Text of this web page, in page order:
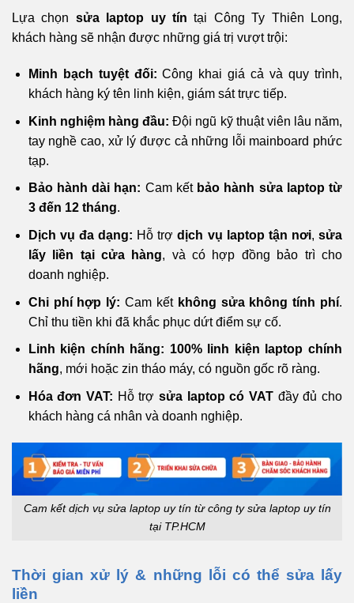
Lựa chọn sửa laptop uy tín tại Công Ty Thiên Long,
khách hàng sẽ nhận được những giá trị vượt trội:
Minh bạch tuyệt đối: Công khai giá cả và quy trình,
khách hàng ký tên linh kiện, giám sát trực tiếp.
Kinh nghiệm hàng đầu: Đội ngũ kỹ thuật viên lâu năm,
tay nghề cao, xử lý được cả những lỗi mainboard phức
tạp.
Bảo hành dài hạn: Cam kết bảo hành sửa laptop từ
3 đến 12 tháng.
Dịch vụ đa dạng: Hỗ trợdịch vụ laptop tận nơi, sửa
lấy liền tại cửa hàng, và có hợp đồng bảo trì cho
doanh nghiệp.
Chi phí hợp lý: Cam kết không sửa không tính phí.
Chỉ thu tiền khi đã khắc phục dứt điểm sự cố.
Linh kiện chính hãng: 100% linh kiện laptop chính
hãng, mới hoặc zin tháo máy, có nguồn gốc rõ ràng.
Hóa đơn VAT: Hỗ trợsửa laptop có VAT đầy đủ cho
khách hàng cá nhân và doanh nghiệp.
Cam kết dịch vụ sửa laptop uy tín từ công ty sửa laptop uy tín
tại TP.HCM
Thời gian xử lý & những lỗi có thể sửa lấy
liền